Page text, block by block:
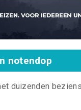
notendop
duizenden